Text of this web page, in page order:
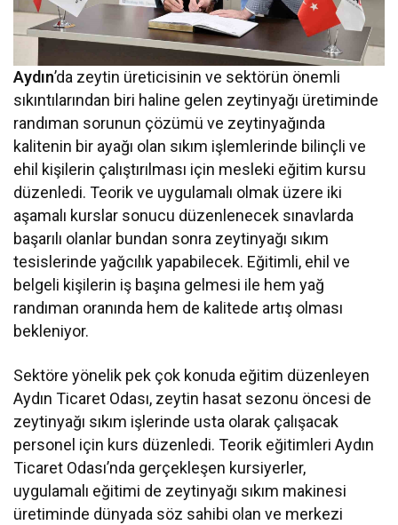
Aydın’da zeytin üreticisinin ve sektörün önemli
sıkıntılarından biri haline gelen zeytinyağı üretiminde
randıman sorunun çözümü ve zeytinyağında
kalitenin bir ayağı olan sıkım işlemlerinde bilinçli ve
ehil kişilerin çalıştırılması için mesleki eğitim kursu
düzenledi. Teorik ve uygulamalı olmak üzere iki
aşamalı kurslar sonucu düzenlenecek sınavlarda
başarılı olanlar bundan sonra zeytinyağı sıkım
tesislerinde yağcılık yapabilecek. Eğitimli, ehil ve
belgeli kişilerin iş başına gelmesi ile hem yağ
randıman oranında hem de kalitede artış olması
bekleniyor.
Sektöre yönelik pek çok konuda eğitim düzenleyen
Aydın Ticaret Odası, zeytin hasat sezonu öncesi de
zeytinyağı sıkım işlerinde usta olarak çalışacak
personel için kurs düzenledi. Teorik eğitimleri Aydın
Ticaret Odası’nda gerçekleşen kursiyerler,
uygulamalı eğitimi de zeytinyağı sıkım makinesi
üretiminde dünyada söz sahibi olan ve merkezi